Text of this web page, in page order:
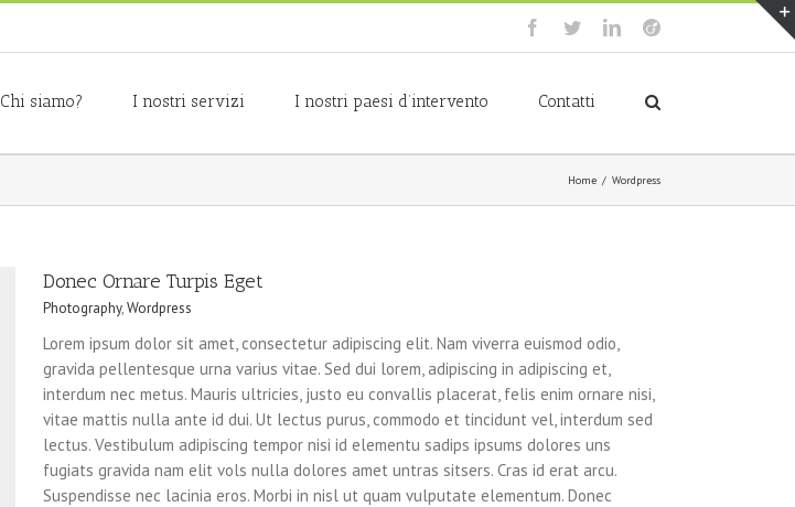
Facebook
TwitterLinkedIn
Viadeo
Chi siamo? I nostri servizi I nostri paesi d’intervento Contatti
Home / Wordpress
Donec Ornare Turpis Eget
Photography,Wordpress
Lorem ipsum dolor sit amet, consectetur adipiscing elit. Nam viverra euismod odio,
gravida pellentesque urna varius vitae. Sed dui lorem, adipiscing in adipiscing et,
interdum nec metus. Mauris ultricies, justo eu convallis placerat, felis enim ornare nisi,
vitae mattis nulla ante id dui. Ut lectus purus, commodo et tincidunt vel, interdum sed
lectus. Vestibulum adipiscing tempor nisi id elementu sadips ipsums dolores uns
fugiats gravida nam elit vols nulla dolores amet untras sitsers. Cras id erat arcu.
Suspendisse nec lacinia eros. Morbi in nisl ut quam vulputate elementum. Donec